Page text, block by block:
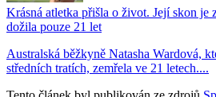
Krásná atletka přišla o život. Její skon je
dožila pouze 21 let
Australská běžkyně Natasha Wardová,
středních tratích, zemřela ve 21 letech....